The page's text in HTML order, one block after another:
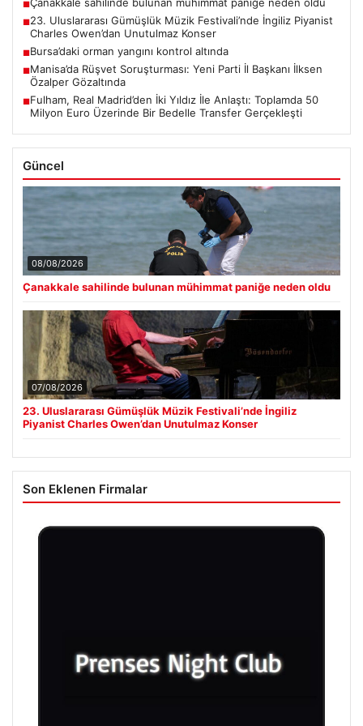
■Çanakkale sahilinde bulunan mühimmat paniğe neden oldu
■23. Uluslararası Gümüşlük Müzik Festivali’nde İngiliz Piyanist
Charles Owen’dan Unutulmaz Konser
■Bursa’daki orman yangını kontrol altında
■Manisa’da Rüşvet Soruşturması: Yeni Parti İl Başkanı İlksen
Özalper Gözaltında
■Fulham, Real Madrid’den İki Yıldız İle Anlaştı: Toplamda 50
Milyon Euro Üzerinde Bir Bedelle Transfer Gerçekleşti
Güncel
08/08/2026
Çanakkale sahilinde bulunan mühimmat paniğe neden oldu
07/08/2026
23. Uluslararası Gümüşlük Müzik Festivali’nde İngiliz
Piyanist Charles Owen’dan Unutulmaz Konser
Son Eklenen Firmalar